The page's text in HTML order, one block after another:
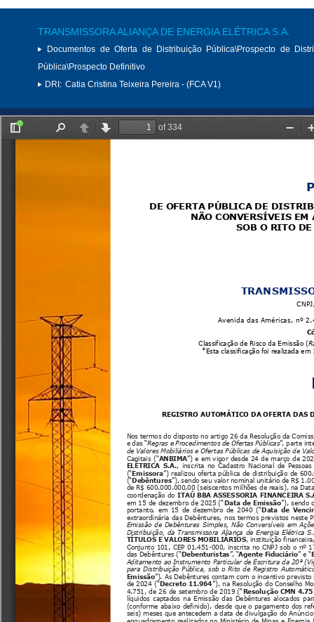
TRANSMISSORA ALIANÇA DE ENERGIA ELÉTRICA S.A.
Documentos de Oferta de Distribuição Pública\Prospecto de
Pública\Prospecto Definitivo
DRI: Catia Cristina Teixeira Pereira - (FCA V1)